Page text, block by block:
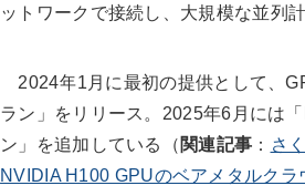
ットワークで接続し、大規模な並列
2024年1月に最初の提供として、
ラン」をリリース。2025年6月には
ン」を追加している（ 関連記事 ： さ
NVIDIA H100 GPUのベアメタルク